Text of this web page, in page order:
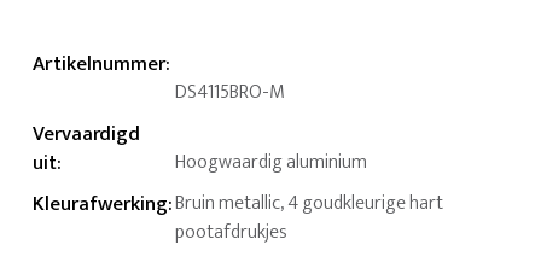
Artikelnummer:
DS4115BRO-M
Vervaardigd
uit: Hoogwaardig aluminium
Kleurafwerking:Bruin metallic, 4 goudkleurige hart
pootafdrukjes